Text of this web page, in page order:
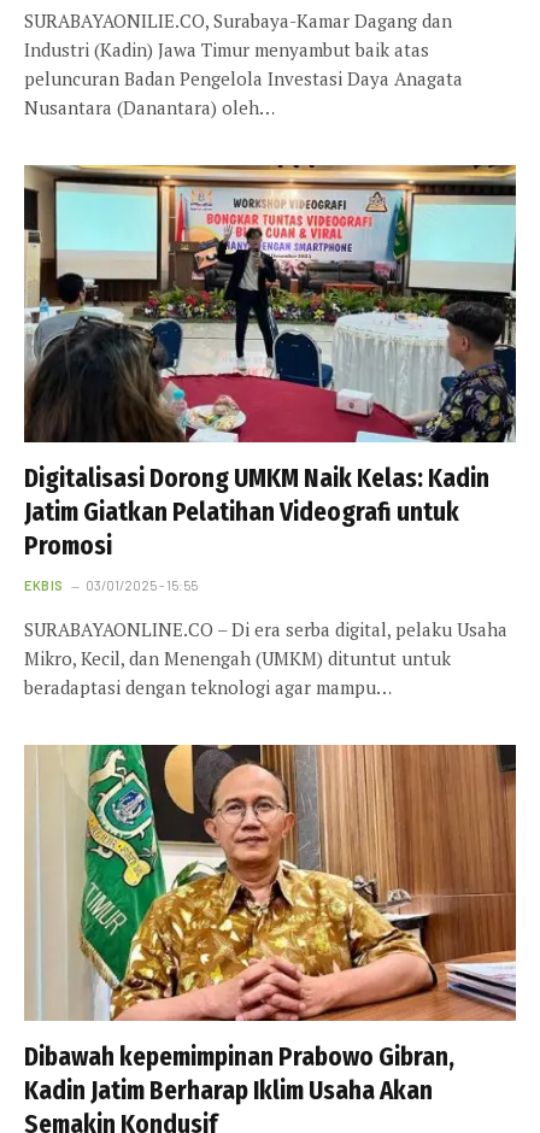
SURABAYAONILIE.CO, Surabaya-Kamar Dagang dan
Industri (Kadin) Jawa Timur menyambut baik atas
peluncuran Badan Pengelola Investasi Daya Anagata
Nusantara (Danantara) oleh…
Digitalisasi Dorong UMKM Naik Kelas: Kadin
Jatim Giatkan Pelatihan Videografi untuk
Promosi
EKBIS 03/01/2025 - 15:55
SURABAYAONLINE.CO – Di era serba digital, pelaku Usaha
Mikro, Kecil, dan Menengah (UMKM) dituntut untuk
beradaptasi dengan teknologi agar mampu…
Dibawah kepemimpinan Prabowo Gibran,
Kadin Jatim Berharap Iklim Usaha Akan
Semakin Kondusif